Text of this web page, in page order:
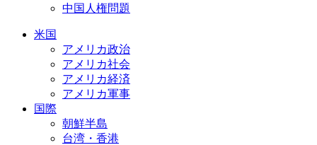
中国人権問題
米国
アメリカ政治
アメリカ社会
アメリカ経済
アメリカ軍事
国際
朝鮮半島
台湾・香港